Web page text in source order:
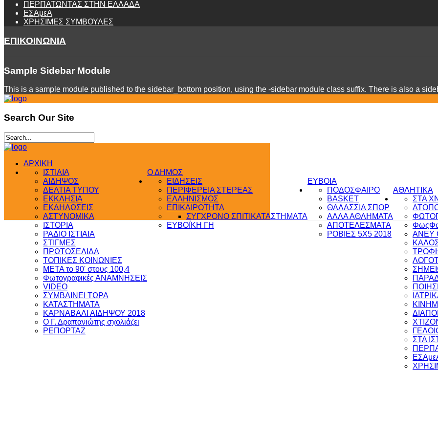
ΠΕΡΠΑΤΩΝΤΑΣ ΣΤΗΝ ΕΛΛΑΔΑ
ΕΣΑμεΑ
ΧΡΗΣΙΜΕΣ ΣΥΜΒΟΥΛΕΣ
ΕΠΙΚΟΙΝΩΝΙΑ
Sample Sidebar Module
This is a sample module published to the sidebar_bottom position, using the -sidebar module class suffix. There is also a
Search Our Site
ΑΡΧΙΚΗ
Ο ΔΗΜΟΣ
ΙΣΤΙΑΙΑ
ΑΙΔΗΨΟΣ
ΔΕΛΤΙΑ ΤΥΠΟΥ
ΕΚΚΛΗΣΙΑ
ΕΚΔΗΛΩΣΕΙΣ
ΑΣΤΥΝΟΜΙΚΑ
ΙΣΤΟΡΙΑ
ΡΑΔΙΟ ΙΣΤΙΑΙΑ
ΣΤΙΓΜΕΣ
ΠΡΩΤΟΣΕΛΙΔΑ
ΤΟΠΙΚΕΣ ΚΟΙΝΩΝΙΕΣ
ΜΕΤΑ το 90' στους 100,4
Φωτογραφικές ΑΝΑΜΝΗΣΕΙΣ
VIDEO
ΣΥΜΒΑΙΝΕΙ ΤΩΡΑ
ΚΑΤΑΣΤΗΜΑΤΑ
ΚΑΡΝΑΒΑΛΙ ΑΙΔΗΨΟΥ 2018
Ο Γ. Δραπανιώτης σχολιάζει
ΡΕΠΟΡΤΑΖ
ΕΥΒΟΙΑ
ΕΙΔΗΣΕΙΣ
ΠΕΡΙΦΕΡΕΙΑ ΣΤΕΡΕΑΣ
ΕΛΛΗΝΙΣΜΟΣ
ΕΠΙΚΑΙΡΟΤΗΤΑ
ΚΑΤΑΣΤΗΜΑΤΑ
ΣΥΓΧΡΟΝΟ ΣΠΙΤΙ
ΕΥΒΟΪΚΗ ΓΗ
ΑΘΛΗΤΙΚΑ
ΠΟΔΟΣΦΑΙΡΟ
BASKET
ΘΑΛΑΣΣΙΑ ΣΠΟΡ
ΑΛΛΑ ΑΘΛΗΜΑΤΑ
ΑΠΟΤΕΛΕΣΜΑΤΑ
ΡΟΒΙΕΣ 5Χ5 2018
ΣΤΑ
ANEY
ΣΤΑ